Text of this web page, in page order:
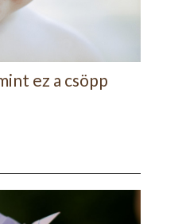
ez a csöpp